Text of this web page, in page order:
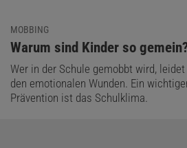
MOBBING
:
Warum sind Kinder so
Wer in der Schule gemobbt wird,
den emotionalen Wunden. Ein
Prävention ist das Schulklima.